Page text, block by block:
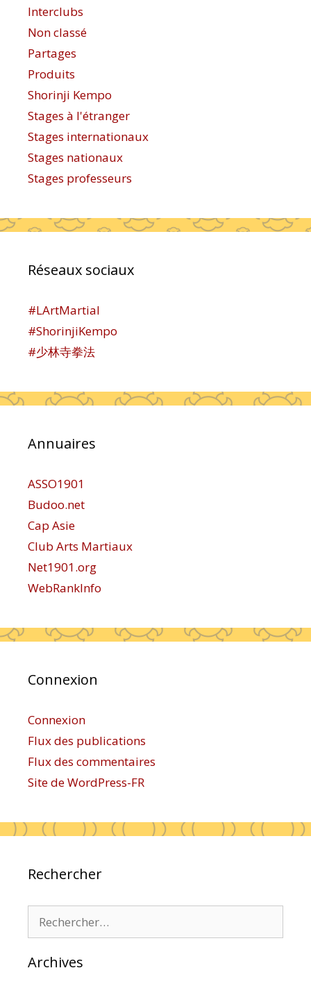
Interclubs
Non classé
Partages
Produits
Shorinji Kempo
Stages à l'étranger
Stages internationaux
Stages nationaux
Stages professeurs
Réseaux sociaux
#LArtMartial
#ShorinjiKempo
#少林寺拳法
Annuaires
ASSO1901
Budoo.net
Cap Asie
Club Arts Martiaux
Net1901.org
WebRankInfo
Connexion
Connexion
Flux des publications
Flux des commentaires
Site de WordPress-FR
Rechercher
Archives